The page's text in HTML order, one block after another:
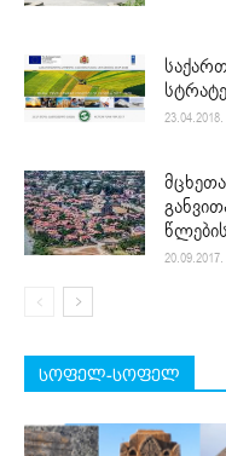
სოფელ-სოფელ